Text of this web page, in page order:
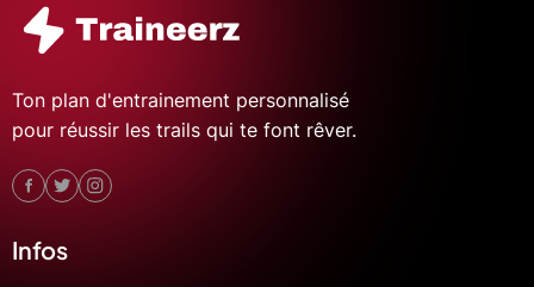
Ton plan d'entrainement personnalisé
pour réussir les trails qui te font rêver.
Infos